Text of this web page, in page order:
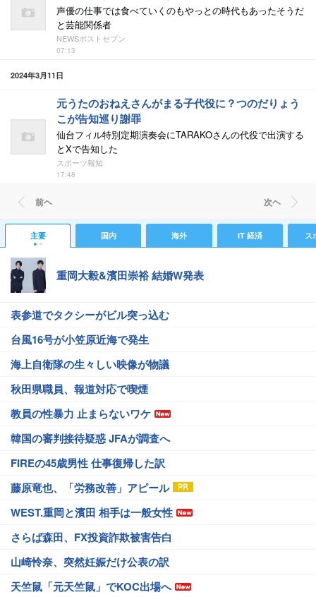
声優の仕事では食べていくのもやっとの時代もあったそうだ
と芸能関係者
NEWSポストセブン
07:13
2024年3月11日
元うたのおねえさんがまる子代役に？つのだりょう
こが告知巡り謝罪
仙台フィル特別定期演奏会にTARAKOさんの代役で出演する
とXで告知した
スポーツ報知
17:48
前ヘ 次ヘ
主要 国内 海外 IT 経済 ス
重岡大毅&濱田崇裕 結婚W発表
表参道でタクシーがビル突っ込む
台風16号が小笠原近海で発生
海上自衛隊の生々しい映像が物議
秋田県職員、報道対応で喫煙
教員の性暴力 止まらないワケ
韓国の審判接待疑惑 JFAが調査へ
FIREの45歳男性 仕事復帰した訳
藤原竜也、「労務改善」アピール
WEST.重岡と濱田 相手は一般女性
さらば森田、FX投資詐欺被害告白
山崎怜奈、突然妊娠だけ公表の訳
天竺鼠「元天竺鼠」でKOC出場へ